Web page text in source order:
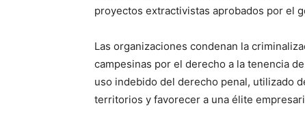
proyectos extractivistas aprobados por el
Las organizaciones condenan la
campesinas por el derecho a la tenencia
uso indebido del derecho penal, utilizado
territorios y favorecer a una élite